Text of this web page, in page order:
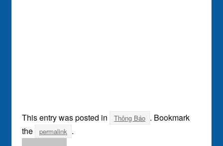
This entry was posted in Thông Báo . Bookmark
the
permalink .